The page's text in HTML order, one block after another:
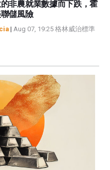
非農就業數據而下跌，霍
儲風險
| Aug 07, 19:25 格林威治標準